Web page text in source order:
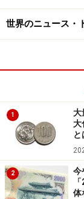
業を始めるこ
い企業ほど技術
日本とド
「大企業は栄え
トヨタやソニ
っている。だ
を生み出す拠
る。
世界のニュース・
1
大
大
と
2
今
体